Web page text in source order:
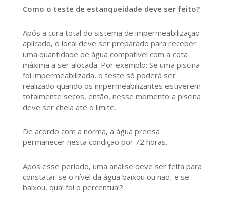
Como o teste de estanqueidade deve ser feito?
Após a cura total do sistema de impermeabilização
aplicado, o local deve ser preparado para receber
uma quantidade de água compatível com a cota
máxima a ser alocada. Por exemplo: Se uma piscina
foi impermeabilizada, o teste só poderá ser
realizado quando os impermeabilizantes estiverem
totalmente secos, então, nesse momento a piscina
deve ser cheia até o limite.
De acordo com a norma, a água precisa
permanecer nesta condição por 72 horas.
Após esse período, uma análise deve ser feita para
constatar se o nível da água baixou ou não, e se
baixou, qual foi o percentual?